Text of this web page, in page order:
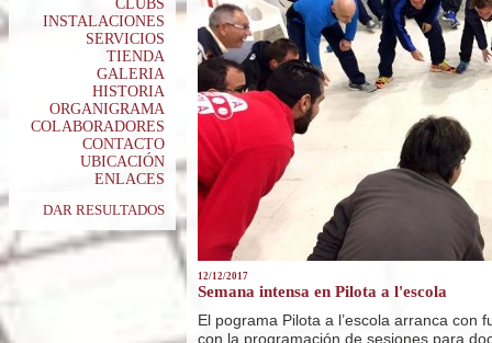
CLUBS
INSTALACIONES
SERVICIOS
TIENDA
GALERIA
HISTORIA
ORGANIGRAMA
COLABORADORES
CONTACTO
UBICACIÓN
ENLACES
DAR RESULTADOS
12/12/2017
Semana intensa en Pilota a l'escola
El pograma Pilota a l’escola arranca con
con la programación de sesiones para